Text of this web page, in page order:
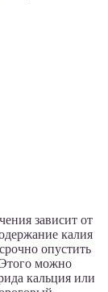
зависит от
калия
опустить
можно
кальция или